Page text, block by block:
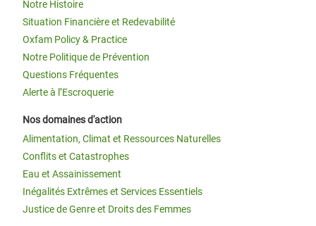
Notre Histoire
Situation Financière et Redevabilité
Oxfam Policy & Practice
Notre Politique de Prévention
Questions Fréquentes
Alerte à l’Escroquerie
Nos domaines d'action
Alimentation, Climat et Ressources Naturelles
Conflits et Catastrophes
Eau et Assainissement
Inégalités Extrêmes et Services Essentiels
Justice de Genre et Droits des Femmes